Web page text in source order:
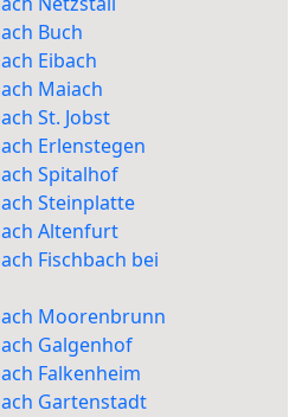
Buch
Eibach
Maiach
St. Jobst
Erlenstegen
Spitalhof
Steinplatte
Altenfurt
Fischbach bei
Moorenbrunn
Galgenhof
Falkenheim
Gartenstadt